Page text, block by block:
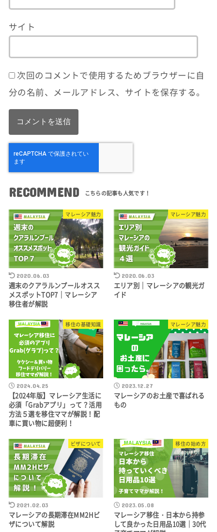
サイト
次回のコメントで使用するためブラウザーに自
分の名前、メールアドレス、サイトを保存する。
RECOMMEND
マレーシア魅力
2020.06.03
週末のクアラルンプールオスス
メスポットTOP7｜マレーシア
移住者が解説
マレーシア魅力
2020.06.03
エリア別｜マレーシアの観光ガ
イド
移住の基礎知識
2024.04.25
【2024年版】マレーシア生活に
必須「Grabアプリ」って？活用
方法５選を移住ママが解説！配
車に買い物に超便利！
マレーシア魅力
2023.12.27
マレーシアのお土産で喜ばれる
もの
ビザについて
2021.02.03
マレーシアの長期滞在MM2Hビ
ザについて解説
移住の始め方
2023.05.08
マレーシア移住・日本から持参
して良かった日用品10選｜30代